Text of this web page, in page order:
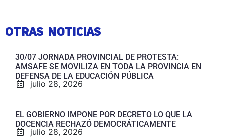
OTRAS NOTICIAS
30/07 JORNADA PROVINCIAL DE PROTESTA:
AMSAFE SE MOVILIZA EN TODA LA PROVINCIA EN
DEFENSA DE LA EDUCACIÓN PÚBLICA
julio 28, 2026
EL GOBIERNO IMPONE POR DECRETO LO QUE LA
DOCENCIA RECHAZÓ DEMOCRÁTICAMENTE
julio 28, 2026